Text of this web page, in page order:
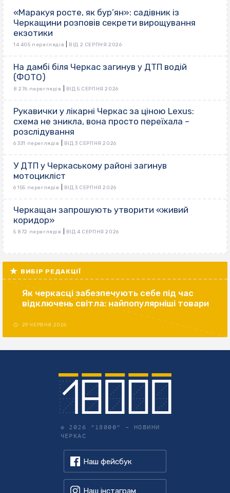
«Маракуя росте, як бур’ян»: садівник із
Черкащини розповів секрети вирощування
екзотики
14 405 переглядів ВІД 2 СЕРПНЯ 2026
На дамбі біля Черкас загинув у ДТП водій
(ФОТО)
8 276 переглядів ВІД 5 СЕРПНЯ 2026
Рукавички у лікарні Черкас за ціною Lexus:
схема не зникла, вона просто переїхала –
розслідування
6 331 переглядів ВІД 3 СЕРПНЯ 2026
У ДТП у Черкаському районі загинув
мотоцикліст
6 155 переглядів ВІД 3 СЕРПНЯ 2026
Черкащан запрошують утворити «живий
коридор»
5 872 переглядів ВІД 4 СЕРПНЯ 2026
ВИБІР РЕДАКЦІЇ
Як черкасці забезпечують себе під час
відключень світла: найпопулярніші товари
29 ЧЕРВНЯ 2026
© 2026 "18000" – НОВИНИ
ЧЕРКАС
Наш фейсбук
Наш інстаграм